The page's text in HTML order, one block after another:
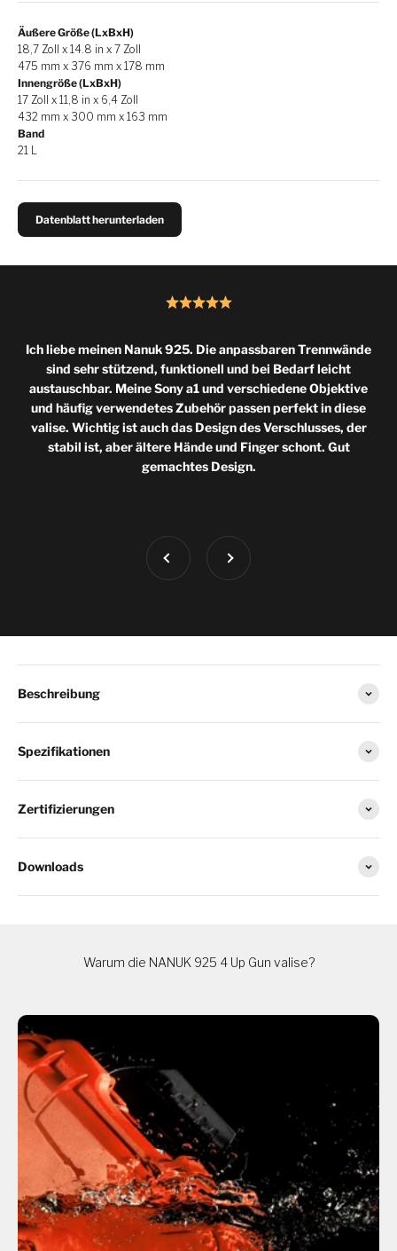
Äußere Größe (LxBxH)
18,7 Zoll x 14.8 in x 7 Zoll
475 mm x 376 mm x 178 mm
Innengröße (LxBxH)
17 Zoll x 11,8 in x 6,4 Zoll
432 mm x 300 mm x 163 mm
Band
21 L
Datenblatt herunterladen
Ich liebe meinen Nanuk 925. Die anpassbaren Trennwände
sind sehr stützend, funktionell und bei Bedarf leicht
austauschbar. Meine Sony a1 und verschiedene Objektive
und häufig verwendetes Zubehör passen perfekt in diese
valise. Wichtig ist auch das Design des Verschlusses, der
stabil ist, aber ältere Hände und Finger schont. Gut
gemachtes Design.
Vorherige Weiter
Beschreibung
Spezifikationen
Zertifizierungen
Downloads
Warum die NANUK 925 4 Up Gun valise?